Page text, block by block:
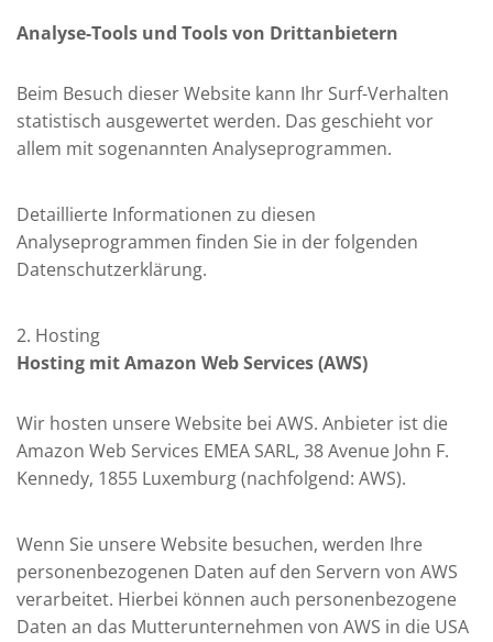
Analyse-Tools und Tools von Dritt­anbietern
Beim Besuch dieser Website kann Ihr Surf-Verhalten
statistisch ausgewertet werden. Das geschieht vor
allem mit sogenannten Analyseprogrammen.
Detaillierte Informationen zu diesen
Analyseprogrammen finden Sie in der folgenden
Datenschutzerklärung.
2. Hosting
Hosting mit Amazon Web Services (AWS)
Wir hosten unsere Website bei AWS. Anbieter ist die
Amazon Web Services EMEA SARL, 38 Avenue John F.
Kennedy, 1855 Luxemburg (nachfolgend: AWS).
Wenn Sie unsere Website besuchen, werden Ihre
personenbezogenen Daten auf den Servern von AWS
verarbeitet. Hierbei können auch personenbezogene
Daten an das Mutterunternehmen von AWS in die USA